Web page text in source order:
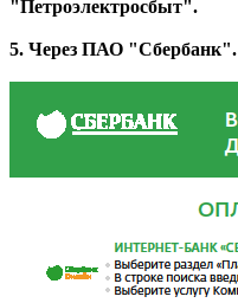
"Петроэлектросбыт".
5. Через ПАО "Сбербанк".